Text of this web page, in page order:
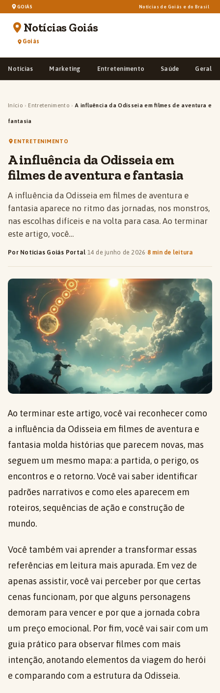
GOIÁS Notícias de Goiás e do Brasil
Notícias Goiás
Goiás
Notícias Marketing Entretenimento Saúde Geral
Início › Entretenimento › A influência da Odisseia em filmes de aventura e
fantasia
ENTRETENIMENTO
A influência da Odisseia em
filmes de aventura e fantasia
A influência da Odisseia em filmes de aventura e
fantasia aparece no ritmo das jornadas, nos monstros,
nas escolhas difíceis e na volta para casa. Ao terminar
este artigo, você…
Por Notícias Goiás Portal·14 de junho de 2026· 8 min de leitura
Ao terminar este artigo, você vai reconhecer como
a influência da Odisseia em filmes de aventura e
fantasia molda histórias que parecem novas, mas
seguem um mesmo mapa: a partida, o perigo, os
encontros e o retorno. Você vai saber identificar
padrões narrativos e como eles aparecem em
roteiros, sequências de ação e construção de
mundo.
Você também vai aprender a transformar essas
referências em leitura mais apurada. Em vez de
apenas assistir, você vai perceber por que certas
cenas funcionam, por que alguns personagens
demoram para vencer e por que a jornada cobra
um preço emocional. Por fim, você vai sair com um
guia prático para observar filmes com mais
intenção, anotando elementos da viagem do herói
e comparando com a estrutura da Odisseia.